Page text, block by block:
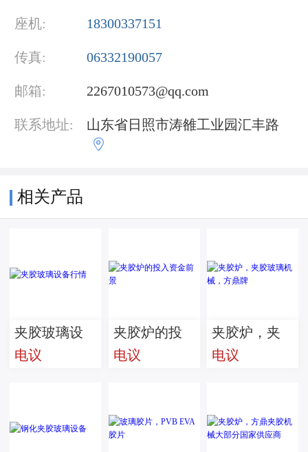
座机: 18300337151
传真: 06332190057
邮箱: 2267010573@qq.com
联系地址: 山东省日照市涛雒工业园汇丰路

相关产品
夹胶玻璃设
备行情
电议
夹胶炉的投
入资金前景
电议
夹胶炉，夹
胶玻璃机
电议